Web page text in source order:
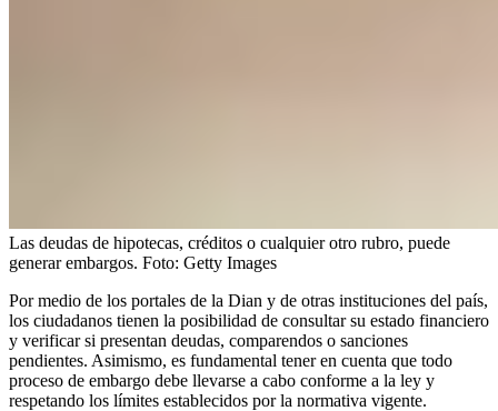
Las deudas de hipotecas, créditos o cualquier otro rubro, puede
generar embargos. Foto: Getty Images
Por medio de los portales de la Dian y de otras instituciones del país,
los ciudadanos tienen la posibilidad de consultar su estado financiero
y verificar si presentan deudas, comparendos o sanciones
pendientes. Asimismo, es fundamental tener en cuenta que todo
proceso de embargo debe llevarse a cabo conforme a la ley y
respetando los límites establecidos por la normativa vigente.